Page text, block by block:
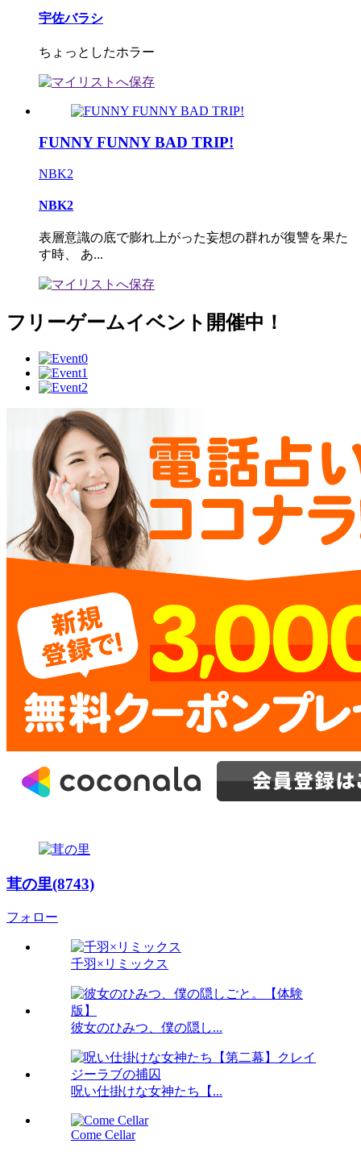
宇佐バラシ
ちょっとしたホラー
FUNNY FUNNY BAD TRIP!
NBK2
NBK2
表層意識の底で膨れ上がった妄想の群れが復讐を果た
す時、 あ...
フリーゲームイベント開催中！
茸の里(8743)
フォロー
千羽×リミックス
彼女のひみつ、僕の隠し...
呪い仕掛けな女神たち【...
Come Cellar